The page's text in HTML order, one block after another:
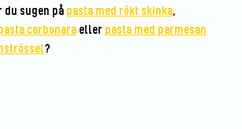
du sugen på pasta med rökt skinka,
carbonaraeller pasta med parmesan
?